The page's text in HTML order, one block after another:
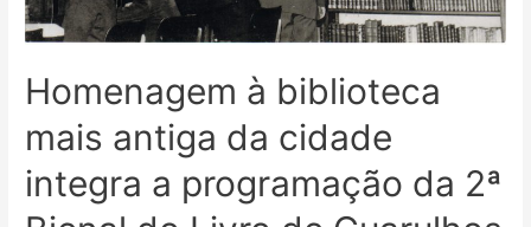
Homenagem à biblioteca
mais antiga da cidade
integra a programação da 2ª